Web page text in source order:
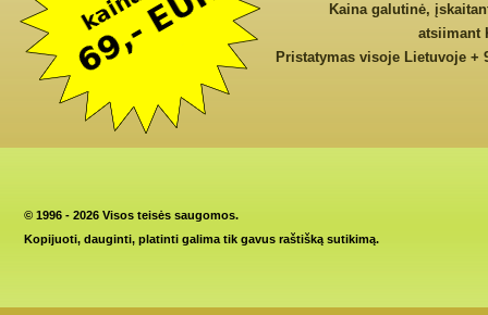
Kaina galutinė,
atsiimant
Pristatymas visoje Lietuvoje +
© 1996 - 2026 Visos teisės saugomos.
Kopijuoti, dauginti, platinti galima tik gavus raštišką sutikimą.